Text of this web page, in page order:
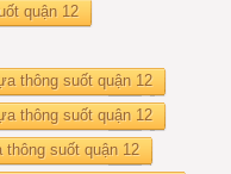
quận 12
thông suốt quận 12
thông suốt quận 12
suốt quận 12